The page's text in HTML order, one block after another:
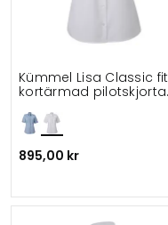
Kümmel Lisa Classic fit
kortärmad pilotskjorta
895,00 kr